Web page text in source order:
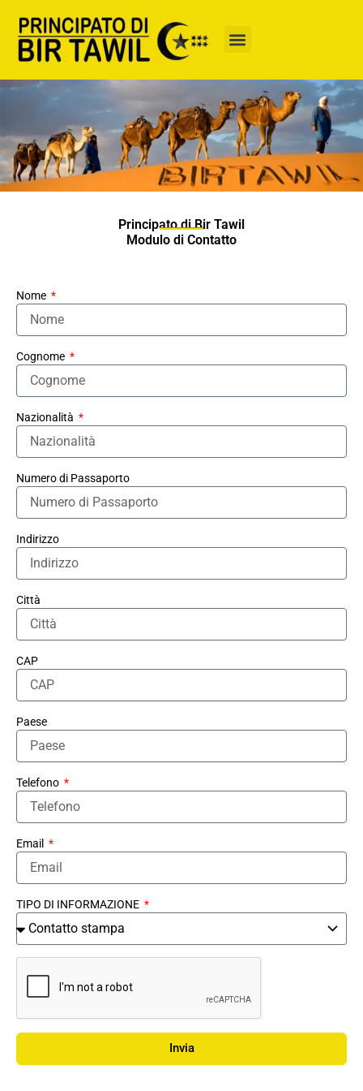
contenuto
Principato di Bir Tawil
Modulo di Contatto
Nome
Cognome
Nazionalità
Numero di Passaporto
Indirizzo
Città
CAP
Paese
Telefono
Email
TIPO DI INFORMAZIONE
Invia